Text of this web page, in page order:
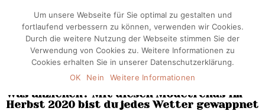
Was anziehen? Mit diesen Modetrends im
Herbst 2020 bist du jedes Wetter gewappnet
Um unsere Webseite für Sie optimal zu gestalten und
fortlaufend verbessern zu können, verwenden wir Cookies.
Durch die weitere Nutzung der Webseite stimmen Sie der
Verwendung von Cookies zu. Weitere Informationen zu
Cookies erhalten Sie in unserer Datenschutzerklärung.
OK
Nein Weitere Informationen